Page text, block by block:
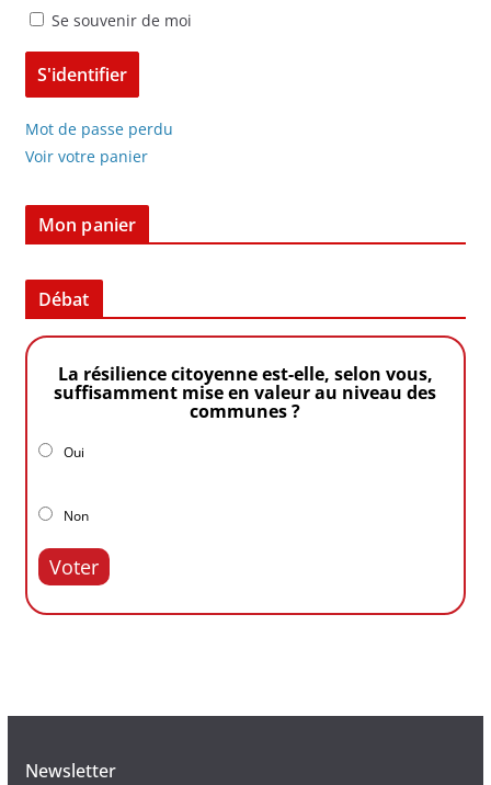
Se souvenir de moi
Mot de passe perdu
Voir votre panier
Mon panier
Débat
La résilience citoyenne est-elle, selon vous,
suffisamment mise en valeur au niveau des
communes ?
Oui
Non
Voter
Newsletter